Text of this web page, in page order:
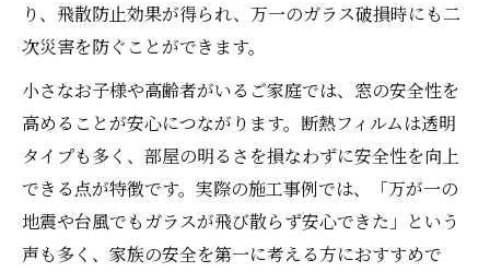
り、飛散防止効果が得られ、万一のガラス破損時にも二
次災害を防ぐことができます。
小さなお子様や高齢者がいるご家庭では、窓の安全性を
高めることが安心につながります。断熱フィルムは透明
タイプも多く、部屋の明るさを損なわずに安全性を向上
できる点が特徴です。実際の施工事例では、「万が一の
地震や台風でもガラスが飛び散らず安心できた」という
声も多く、家族の安全を第一に考える方におすすめで